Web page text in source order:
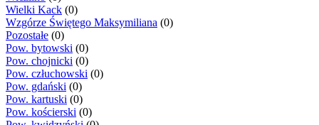
Wielki Kack (0)
Wzgórze Świętego Maksymiliana (0)
Pozostałe (0)
Pow. bytowski (0)
Pow. chojnicki (0)
Pow. człuchowski (0)
Pow. gdański (0)
Pow. kartuski (0)
Pow. kościerski (0)